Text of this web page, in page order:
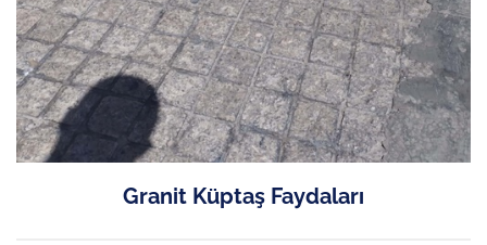
Granit Küptaş Faydaları